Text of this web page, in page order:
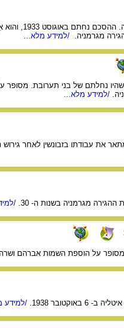
הסכם בין רשויות הכלכלה
מגרמניה. /למידע מלא...
של בני תערובת. מסופר על
/למידע מלא...
עמנואל רינגלבלום לפרופ' רפאל מאהלר בשנת 1938, בהם
/
על הוספת השמות אברהם ושרה
1938. /למידע